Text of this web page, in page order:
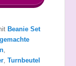
Beanie Set
,
, Turnbeutel